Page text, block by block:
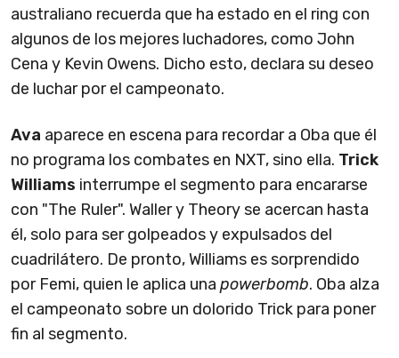
australiano recuerda que ha estado en el ring con
algunos de los mejores luchadores, como John
Cena y Kevin Owens. Dicho esto, declara su deseo
de luchar por el campeonato.
Ava aparece en escena para recordar a Oba que él
no programa los combates en NXT, sino ella. Trick
Williams interrumpe el segmento para encararse
con "The Ruler". Waller y Theory se acercan hasta
él, solo para ser golpeados y expulsados del
cuadrilátero. De pronto, Williams es sorprendido
por Femi, quien le aplica una powerbomb. Oba alza
el campeonato sobre un dolorido Trick para poner
fin al segmento.